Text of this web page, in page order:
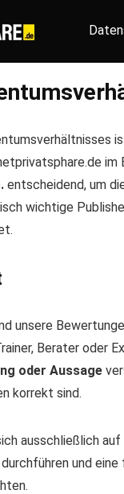
im
entscheidend, um
wichtige
unsere
Berater oder
oder Aussage
korrekt sind.
ausschließlich
und